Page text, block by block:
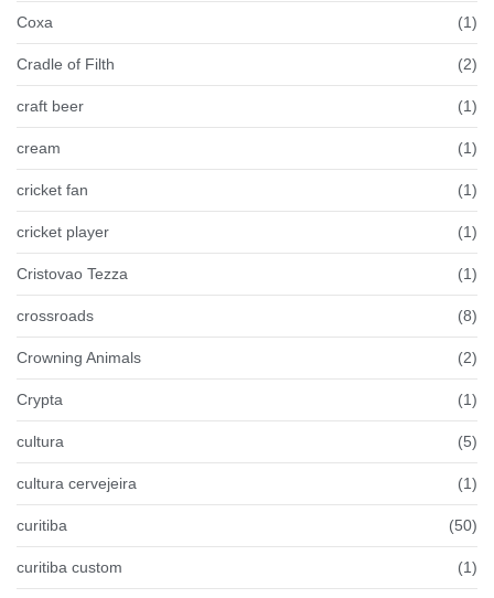
Coxa (1)
Cradle of Filth (2)
craft beer (1)
cream (1)
cricket fan (1)
cricket player (1)
Cristovao Tezza (1)
crossroads (8)
Crowning Animals (2)
Crypta (1)
cultura (5)
cultura cervejeira (1)
curitiba (50)
curitiba custom (1)